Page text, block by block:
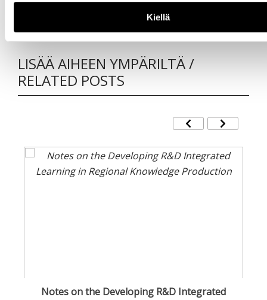
Kiellä
marie.enroth-niemi@haaga-helia.fi
LISÄÄ AIHEEN YMPÄRILTÄ /
RELATED POSTS
Notes on the Developing R&D Integrated